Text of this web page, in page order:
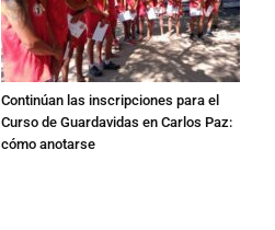
Continúan las inscripciones para el
Curso de Guardavidas en Carlos Paz:
cómo anotarse